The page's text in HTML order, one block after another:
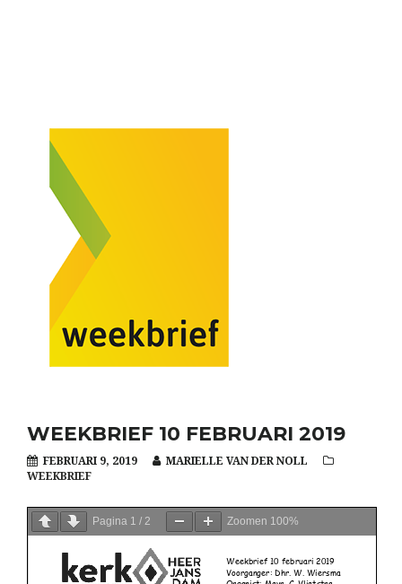
WEEKBRIEF 10 FEBRUARI 2019
FEBRUARI 9, 2019
MARIELLE VAN DER NOLL
WEEKBRIEF
Pagina 1 / 2 Zoomen 100%